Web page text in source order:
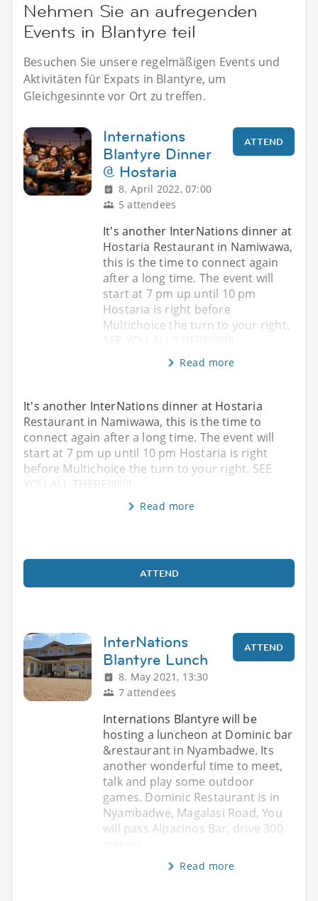
Nehmen Sie an aufregenden
Events in Blantyre teil
Besuchen Sie unsere regelmäßigen Events und
Aktivitäten für Expats in Blantyre, um
Gleichgesinnte vor Ort zu treffen.
Internations
Blantyre Dinner
@ Hostaria
8. April 2022, 07:00
5 attendees
ATTEND
It's another InterNations dinner at
Hostaria Restaurant in Namiwawa,
this is the time to connect again
after a long time. The event will
start at 7 pm up until 10 pm
Hostaria is right before
Multichoice the turn to your right.
Read more
It's another InterNations dinner at Hostaria
Restaurant in Namiwawa, this is the time to
connect again after a long time. The event will
start at 7 pm up until 10 pm Hostaria is right
before Multichoice the turn to your right. SEE
YOU ALL THERE!!!!!!!!
Read more
ATTEND
InterNations
Blantyre Lunch
8. May 2021, 13:30
7 attendees
ATTEND
Internations Blantyre will be
hosting a luncheon at Dominic bar
&restaurant in Nyambadwe. Its
another wonderful time to meet,
talk and play some outdoor
games. Dominic Restaurant is in
Nyambadwe, Magalasi Road, You
will pass Alpacinos Bar, drive 300
Read more